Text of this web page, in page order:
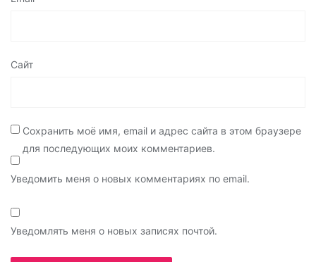
Сайт
Сохранить моё имя, email и адрес сайта в этом браузере
для последующих моих комментариев.
Уведомить меня о новых комментариях по email.
Уведомлять меня о новых записях почтой.